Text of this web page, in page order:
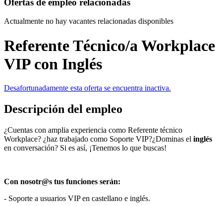
Actualmente no hay vacantes relacionadas disponibles
Referente Técnico/a Workplace
VIP con Inglés
Desafortunadamente esta oferta se encuentra inactiva.
Descripción del empleo
¿Cuentas con amplia experiencia como Referente técnico
Workplace? ¿haz trabajado como Soporte VIP?¿Dominas el inglés
en conversación? Si es así, ¡Tenemos lo que buscas!
Con nosotr@s tus funciones serán:
- Soporte a usuarios VIP en castellano e inglés.